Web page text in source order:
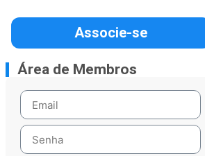
Associe-se
Área de Membros